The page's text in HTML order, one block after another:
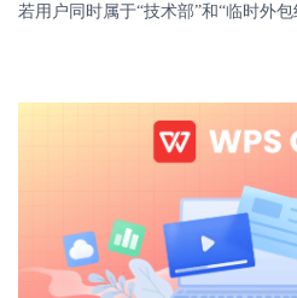
若用户同时属于“技术部”和“临时外包